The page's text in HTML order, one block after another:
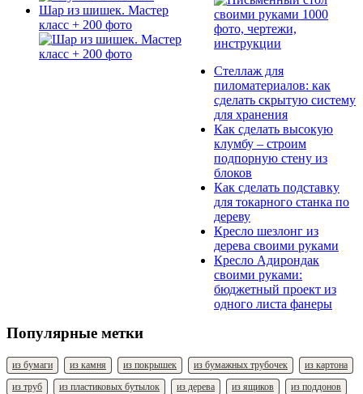
Шар из шишек. Мастер
класс + 200 фото
Стеллаж для
пиломатериалов: как
сделать скрытую систему
для хранения
Как сделать высокую
клумбу – строим
подпорную стену из
блоков
Как сделать подставку
для токарного станка по
дереву
Кресло шезлонг из
дерева своими руками
Кресло Адирондак
своими руками:
бюджетный проект из
одного листа фанеры
Популярные метки
из бумаги из камня из покрышек из бумажных трубочек
из картона
из труб
из пластиковых бутылок из дерева из ящиков
из поддонов